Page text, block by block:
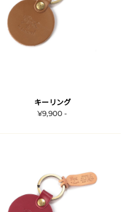
キーリング
¥9,900 -